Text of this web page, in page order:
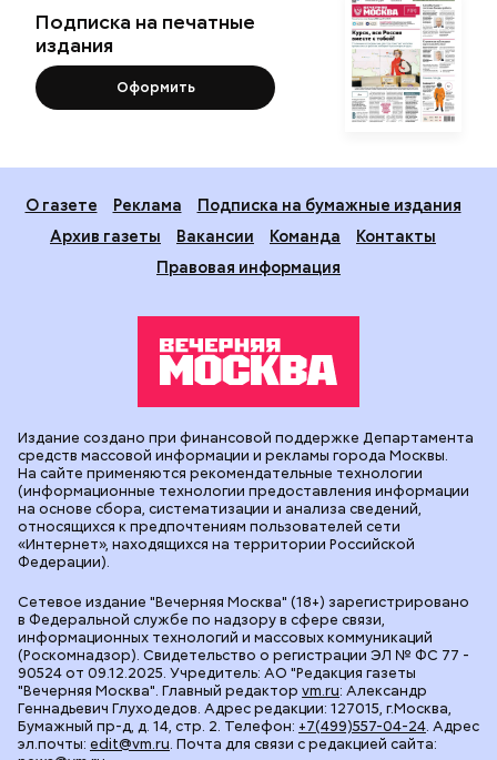
Подписка на печатные
издания
Оформить
О газете Реклама
Подписка на бумажные издания
Архив газеты
Вакансии Команда
Контакты
Правовая информация
Сетевое издание "Вечерняя Москва" (18+) зарегистрировано
в Федеральной службе по надзору в сфере связи,
информационных технологий и массовых коммуникаций
(Роскомнадзор). Свидетельство о регистрации ЭЛ № ФС 77 -
90524 от 09.12.2025. Учредитель: АО "Редакция газеты
"Вечерняя Москва". Главный редактор vm.ru: Александр
Геннадьевич Глуходедов. Адрес редакции: 127015, г.Москва,
Бумажный пр-д, д. 14, стр. 2. Телефон: +7(499)557-04-24. Адрес
эл.почты: edit@vm.ru. Почта для связи с редакцией сайта:
Издание создано при финансовой поддержке Департамента
средств массовой информации и рекламы города Москвы.
На сайте применяются рекомендательные технологии
(информационные технологии предоставления информации
на основе сбора, систематизации и анализа сведений,
относящихся к предпочтениям пользователей сети
«Интернет», находящихся на территории Российской
Федерации).